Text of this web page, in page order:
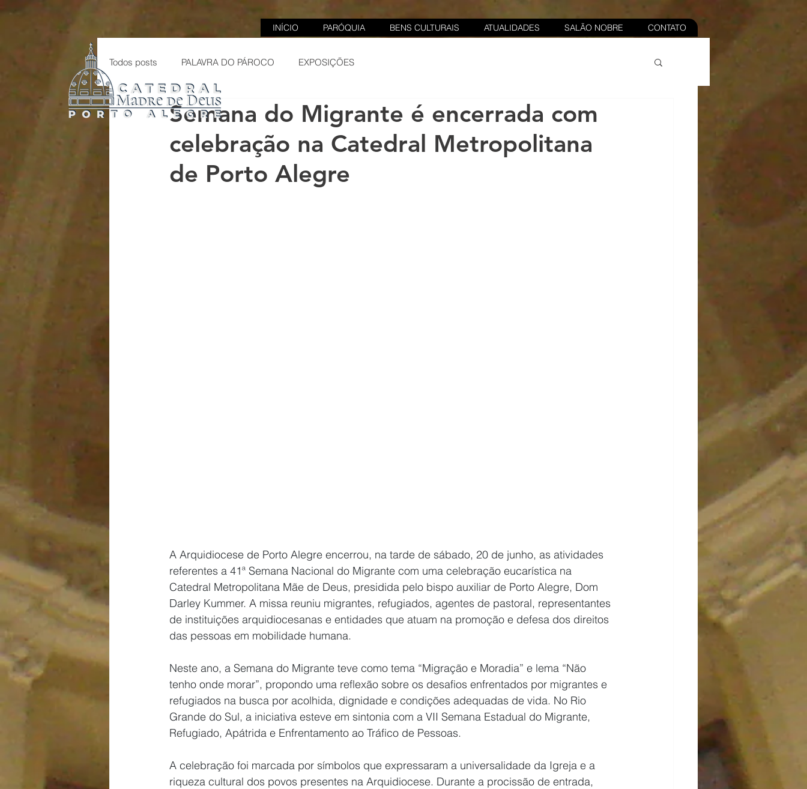
INÍCIO PARÓQUIA BENS CULTURAIS ATUALIDADES SALÃO NOBRE CONTATO
Todos posts PALAVRA DO PÁROCO EXPOSIÇÕES
Semana do Migrante é encerrada com
celebração na Catedral Metropolitana
de Porto Alegre
A Arquidiocese de Porto Alegre encerrou, na tarde de sábado, 20 de junho, as atividades
referentes a 41ª Semana Nacional do Migrante com uma celebração eucarística na
Catedral Metropolitana Mãe de Deus, presidida pelo bispo auxiliar de Porto Alegre, Dom
Darley Kummer. A missa reuniu migrantes, refugiados, agentes de pastoral, representantes
de instituições arquidiocesanas e entidades que atuam na promoção e defesa dos direitos
das pessoas em mobilidade humana.
Neste ano, a Semana do Migrante teve como tema “Migração e Moradia” e lema “Não
tenho onde morar”, propondo uma reflexão sobre os desafios enfrentados por migrantes e
refugiados na busca por acolhida, dignidade e condições adequadas de vida. No Rio
Grande do Sul, a iniciativa esteve em sintonia com a VII Semana Estadual do Migrante,
Refugiado, Apátrida e Enfrentamento ao Tráfico de Pessoas.
A celebração foi marcada por símbolos que expressaram a universalidade da Igreja e a
riqueza cultural dos povos presentes na Arquidiocese. Durante a procissão de entrada,